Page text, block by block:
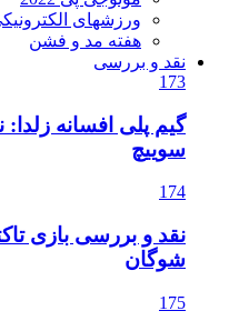
ورزشهای
هفته مد و فشن
نقد و بررسی
173
گیم پلی افسانه
سوییچ
174
نقد و بررسی بازی
شوگان
175